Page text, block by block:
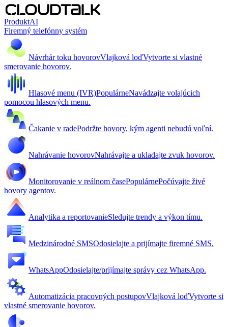
ProduktAI
Firemný telefónny systém
Návrhár toku hovorovVlajková loďVytvorte si vlastné
smerovanie hovorov.
Hlasové menu (IVR)PopulárneNavádzajte volajúcich
pomocou hlasových menu.
Čakanie v radePodržte hovory, kým agenti nebudú voľní.
Nahrávanie hovorovNahrávajte a ukladajte zvuk hovorov.
Monitorovanie v reálnom časePopulárnePočúvajte živé
hovory agentov.
Analytika a reportovanieSledujte trendy a výkon tímu.
Medzinárodné SMSOdosielajte a prijímajte firemné SMS.
WhatsAppOdosielajte/prijímajte správy cez WhatsApp.
Automatizácia pracovných postupovVlajková loďVytvorte si
vlastné smerovanie hovorov.